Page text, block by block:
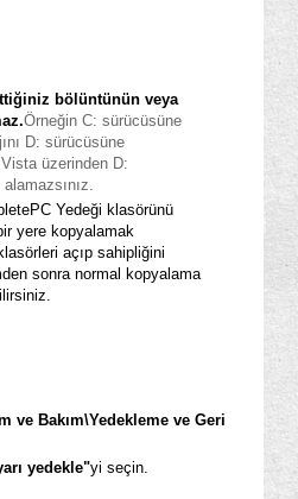
bölüntünün veya
Örneğin C: sürücüsüne
D: sürücüsüne
üzerinden D:
Yedeği klasörünü
yere kopyalamak
açıp sahipliğini
sonra normal kopyalama
ve Bakım\Yedekleme ve Geri
yedekle"yi seçin.